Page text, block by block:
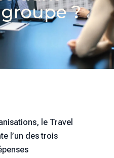
?
le Travel
l’un des trois